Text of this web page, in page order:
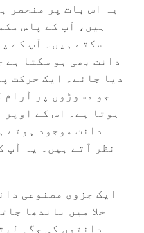
یہ اس بات پر منحصر
ہیں، آپ کے پاس
سکتے ہیں۔ آپ کے
دانت بھی ہو سکتا ہے
دیا جائے۔ ایک حرکت
جو مسوڑوں پر
ہوتا ہے۔ اس کے
دانت موجود ہوتے
نظر آتے ہیں۔ یہ آپ
ایک جزوی مصنوعی
خلا میں باندھا
دانتوں کی جگہ